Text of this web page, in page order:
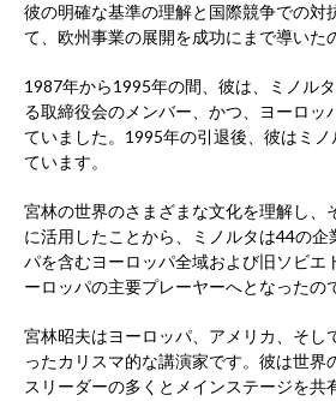
彼の明確な基準の理解と国際競争での対
て、欧州事業の展開を成功にまで導いた
1987年から1995年の間、彼は、ミノル
る取締役会のメンバー、かつ、ヨーロッ
ていました。1995年の引退後、彼はミ
ています。
宮林の世界のさまざまな文化を理解し、
に活用したことから、ミノルタは44の企
パを含むヨーロッパ全域および旧ソビエ
ーロッパの主要プレーヤーへとなったの
宮林昭夫はヨーロッパ、アメリカ、そし
ったカリスマ的な講演家です。彼は世界
スリーダーの多くとメインステージを共